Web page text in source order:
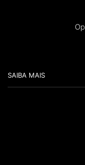
SAIBA MAIS